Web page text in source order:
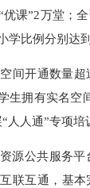
优课”2万堂；
学比例分别达
开通数量超
生拥有实名空
人人通”专项培
公共服务平
联互通，基